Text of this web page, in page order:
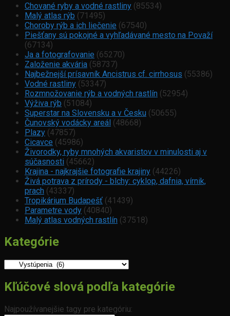
Chované ryby a vodné rastliny (85534)
Malý atlas rýb (71495)
Choroby rýb a ich liečenie (67540)
Piešťany sú pokojné a vyhľadávané mesto na Považí
(67134)
Ja a fotografovanie (65270)
Založenie akvária (58737)
Najbežnejší prísavník Ancistrus cf. cirrhosus (55386)
Vodné rastliny (53347)
Rozmnožovanie rýb a vodných rastlín (52954)
Výživa rýb (51084)
Superstar na Slovensku a v Česku (50655)
Čunovský vodácky areál (48668)
Plazy (47857)
Cicavce (45986)
Živorodky, ryby mnohých akvaristov v minulosti aj v
súčasnosti (45662)
Krajina - najkrajšie fotografie krajiny (44226)
Živá potrava z prírody - blchy: cyklop, dafnia, vírnik,
prach (43337)
Tropikárium Budapešť (41439)
Parametre vody (40840)
Malý atlas vodných rastlín (37518)
Kategórie
Kategórie
Kľúčové slová podľa kategórie
Najpoužívanejšie tagy pre kategóriu: